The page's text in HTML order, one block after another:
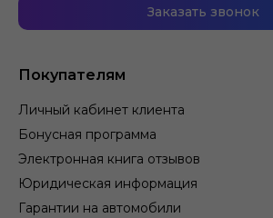
Покупателям
Личный кабинет клиента
Бонусная программа
Электронная книга отзывов
Юридическая информация
Гарантии на автомобили
Заказать звонок